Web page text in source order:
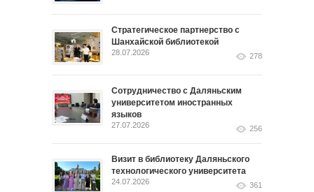
Стратегическое партнерство с
Шанхайской библиотекой
28.07.2026 278
Сотрудничество с Даляньским
университетом иностранных
языков
27.07.2026 256
Визит в библиотеку Даляньского
технологического университета
24.07.2026 361